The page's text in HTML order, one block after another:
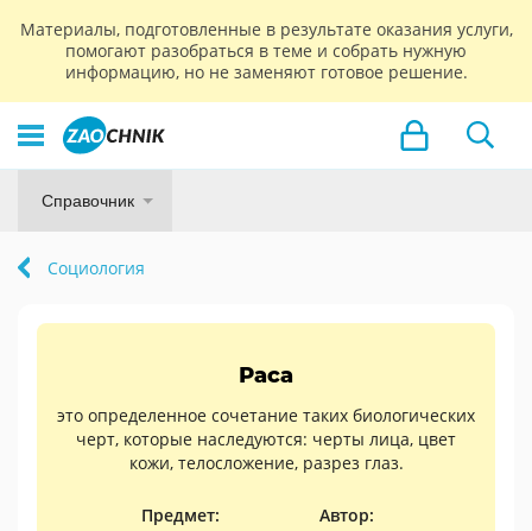
Материалы, подготовленные в результате оказания услуги,
помогают разобраться в теме и собрать нужную
информацию, но не заменяют готовое решение.
Справочник
Социология
Раса
это определенное сочетание таких биологических
черт, которые наследуются: черты лица, цвет
кожи, телосложение, разрез глаз.
Предмет:
Автор: